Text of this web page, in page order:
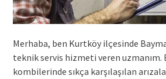
Merhaba, ben Kurtköy ilçesinde
teknik servis hizmeti veren uzmanım.
kombilerinde sıkça karşılaşılan